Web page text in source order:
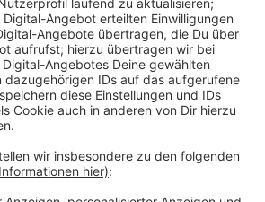
mit einem Bußgeld von bis zu
Gleiches gilt auch in Düsseldorf,